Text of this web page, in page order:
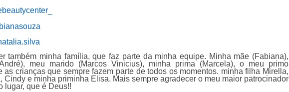
também minha família, que faz parte da minha equipe. Minha mãe (Fabiana),
meu marido (Marcos Vinicius), minha prima (Marcela), o meu primo
as crianças que sempre fazem parte de todos os momentos. minha filha Mirella,
Cindy e minha priminha Elisa. Mais sempre agradecer o meu maior patrocinador
lugar, que é Deus!!